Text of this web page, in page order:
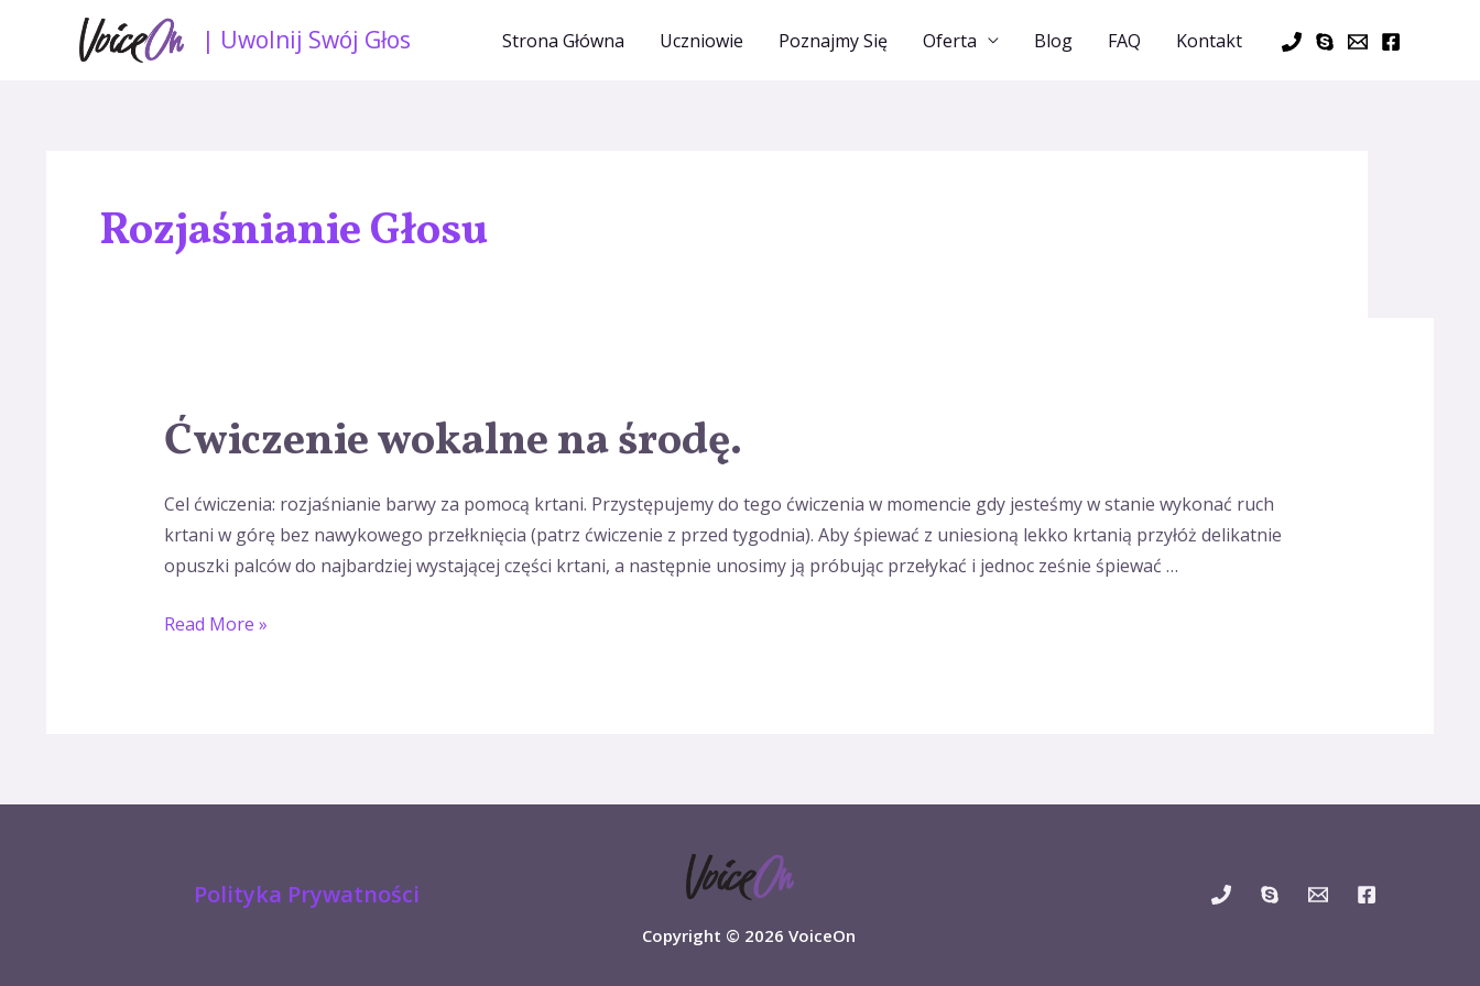
| Uwolnij Swój Głos Strona Główna Uczniowie Poznajmy Się Oferta Blog FAQ Kontakt
Rozjaśnianie Głosu
Ćwiczenie wokalne na środę.
Cel ćwiczenia: rozjaśnianie barwy za pomocą krtani. Przystępujemy do tego ćwiczenia w momencie gdy jesteśmy w stanie wykonać ruch
krtani w górę bez nawykowego przełknięcia (patrz ćwiczenie z przed tygodnia). Aby śpiewać z uniesioną lekko krtanią przyłóż delikatnie
opuszki palców do najbardziej wystającej części krtani, a następnie unosimy ją próbując przełykać i jednoc ześnie śpiewać …
Ćwiczenie
wokalne
środę.
Read More »
Polityka Prywatności
Copyright © 2026 VoiceOn